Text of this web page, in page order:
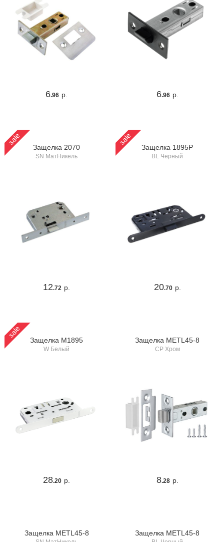
6.96 р. 6.96 р.
sale
Защелка 2070
SN МатНикель
12.72 р.
sale
Защелка 1895P
BL Черный
20.70 р.
sale
Защелка M1895
W Белый
28.20 р.
Защелка METL45-8
CP Хром
8.28 р.
Защелка METL45-8 Защелка METL45-8